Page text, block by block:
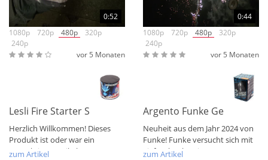
0:52
1080p
720p 480p
320p
240p
vor 5 Monaten
Lesli Fire Starter SPEZIALANGEBOT
Herzlich Willkommen! Dieses
Produkt ist oder war ein
Startaktions-Artikel aus 2026!
zum Artikel
0:44
1080p
720p 480p
320p
240p
vor 5 Monaten
Argento Funke
Neuheit aus dem Jahr 2024 von
Funke! Funke versucht sich mit
Tieftonheulern in neuster...
zum Artikel